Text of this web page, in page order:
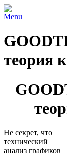
Menu
теория
Не секрет, что
технический
анализ графиков